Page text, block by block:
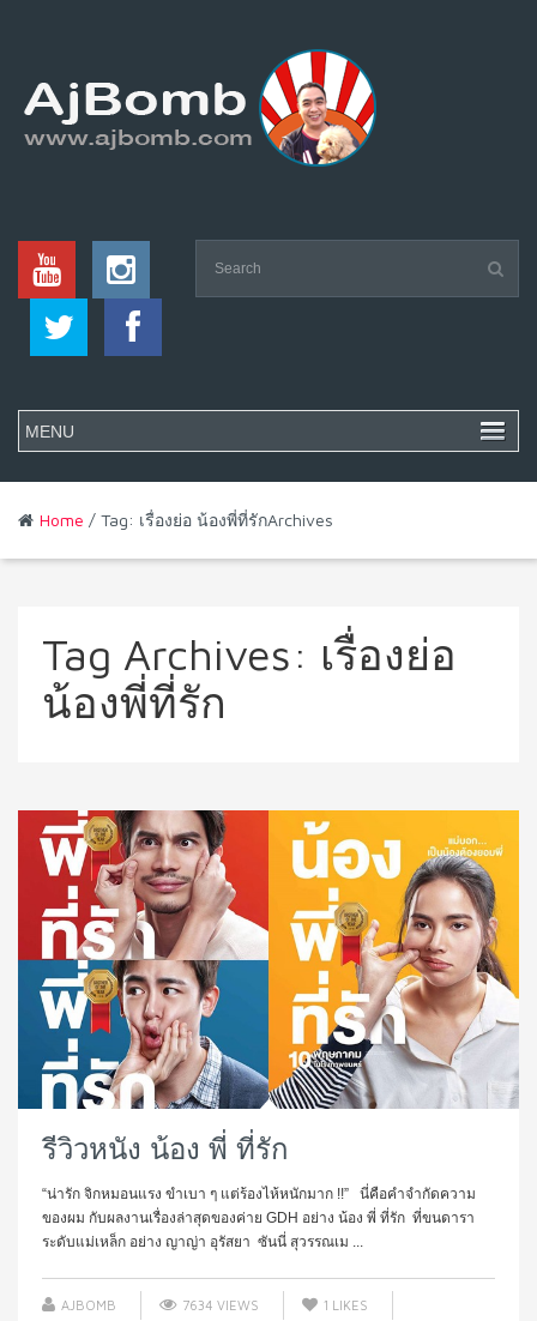
Home / Tag: เรื่องย่อ น้องพี่ที่รักArchives
Tag Archives: เรื่องย่อ
น้องพี่ที่รัก
รีวิวหนัง น้อง พี่ ที่รัก
“น่ารัก จิกหมอนแรง ขำเบา ๆ แต่ร้องไห้หนักมาก !!” นี่คือคำจำกัดความ
ของผม กับผลงานเรื่องล่าสุดของค่าย GDH อย่าง น้อง พี่ ที่รัก ที่ขนดารา
ระดับแม่เหล็ก อย่าง ญาญ่า อุรัสยา ซันนี่ สุวรรณเม ...
AJBOMB 7634 VIEWS 1 LIKES